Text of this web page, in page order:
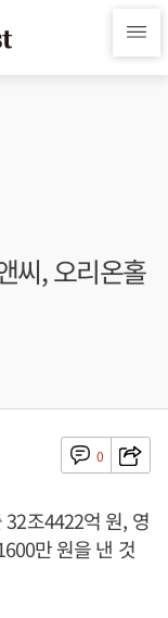
씨, 오리온홀
0
조4422억 원, 영
만 원을 낸 것